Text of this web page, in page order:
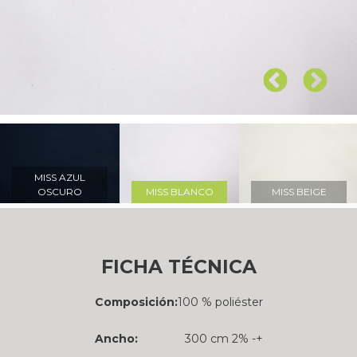
MISS AZUL
OSCURO
MISS BLANCO MISS BEIGE
FICHA TÉCNICA
Composición:100 % poliéster
Ancho: 300 cm 2% -+